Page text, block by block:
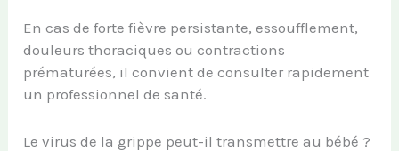
En cas de forte fièvre persistante, essoufflement,
douleurs thoraciques ou contractions
prématurées, il convient de consulter rapidement
un professionnel de santé.
Le virus de la grippe peut-il transmettre au bébé ?